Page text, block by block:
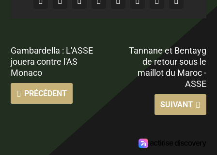
Gambardella : L'ASSE
jouera contre l'AS
Monaco
PRÉCÉDENT
Tannane et Bentayg
de retour sous le
maillot du Maroc -
ASSE
SUIVANT